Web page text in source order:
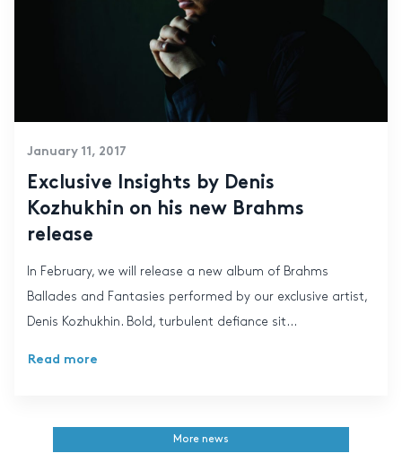
January 11, 2017
Exclusive Insights by Denis
Kozhukhin on his new Brahms
release
In February, we will release a new album of Brahms
Ballades and Fantasies performed by our exclusive artist,
Denis Kozhukhin. Bold, turbulent defiance sit...
Read more
More news